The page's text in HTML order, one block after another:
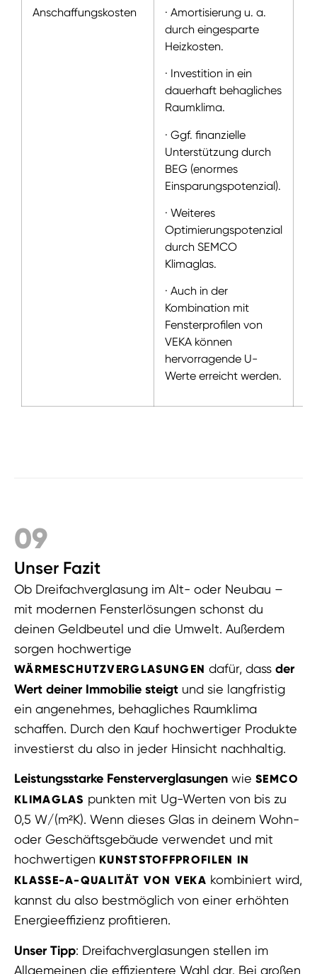
Anschaffungskosten
· Amortisierung u. a.
durch eingesparte
Heizkosten.
· Investition in ein
dauerhaft behagliches
Raumklima.
· Ggf. finanzielle
Unterstützung durch
BEG (enormes
Einsparungspotenzial).
· Weiteres
Optimierungspotenzial
durch SEMCO
Klimaglas.
· Auch in der
Kombination mit
Fensterprofilen von
VEKA können
hervorragende U-
Werte erreicht werden.
09
Unser Fazit
Ob Dreifachverglasung im Alt- oder Neubau –
mit modernen Fensterlösungen schonst du
deinen Geldbeutel und die Umwelt. Außerdem
sorgen hochwertige
WÄRMESCHUTZVERGLASUNGEN dafür, dassder
Wert deiner Immobilie steigt und sie langfristig
ein angenehmes, behagliches Raumklima
schaffen. Durch den Kauf hochwertiger Produkte
investierst du also in jeder Hinsicht nachhaltig.
Leistungsstarke Fensterverglasungen wie SEMCO
KLIMAGLAS punkten mit Ug-Werten von bis zu
0,5 W/(m²K). Wenn dieses Glas in deinem Wohn-
oder Geschäftsgebäude verwendet und mit
hochwertigen KUNSTSTOFFPROFILEN IN
KLASSE-A-QUALITÄT VON VEKA kombiniert wird,
kannst du also bestmöglich von einer erhöhten
Energieeffizienz profitieren.
Unser Tipp: Dreifachverglasungen stellen im
Allgemeinen die effizientere Wahl dar. Bei großen